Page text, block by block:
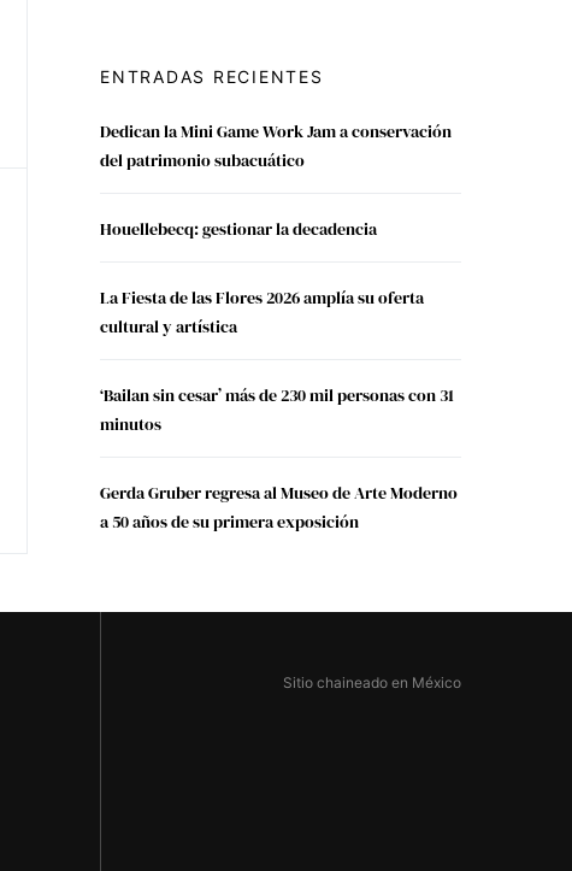
ENTRADAS RECIENTES
Dedican la Mini Game Work Jam a conservación
del patrimonio subacuático
Houellebecq: gestionar la decadencia
La Fiesta de las Flores 2026 amplía su oferta
cultural y artística
‘Bailan sin cesar’ más de 230 mil personas con 31
minutos
Gerda Gruber regresa al Museo de Arte Moderno
a 50 años de su primera exposición
Sitio chaineado en México